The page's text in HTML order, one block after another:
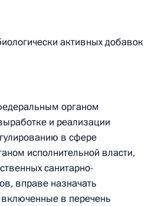
актах гражданского состояния»
закона «О внесении
активных добавок
органом
и реализации
в сфере
исполнительной власти,
санитарно-
вправе назначать
в перечень